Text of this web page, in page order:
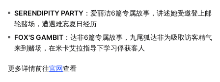
SERENDIPITY PARTY ：爱丽洁6篇专属故事，讲述她受邀登上邮
轮赌场，遭遇难忘夏日经历
FOX'S GAMBIT ：达非6篇专属故事，九尾狐达非为吸取访客精气
来到赌场，在米卡艾拉指导下学习俘获客人
更多详情前往官网查看